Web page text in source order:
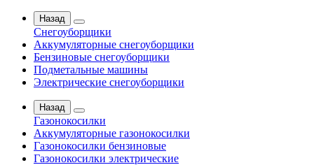
Назад
Снегоуборщики
Аккумуляторные снегоуборщики
Бензиновые снегоуборщики
Подметальные машины
Электрические снегоуборщики
Назад
Газонокосилки
Аккумуляторные газонокосилки
Газонокосилки бензиновые
Газонокосилки электрические